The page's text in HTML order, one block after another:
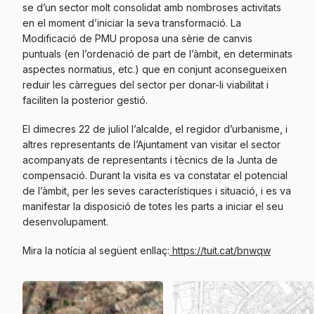
se d’un sector molt consolidat amb nombroses activitats
en el moment d’iniciar la seva transformació. La
Modificació de PMU proposa una sèrie de canvis
puntuals (en l’ordenació de part de l’àmbit, en determinats
aspectes normatius, etc.) que en conjunt aconsegueixen
reduir les càrregues del sector per donar-li viabilitat i
faciliten la posterior gestió.
El dimecres 22 de juliol l’alcalde, el regidor d’urbanisme, i
altres representants de l’Ajuntament van visitar el sector
acompanyats de representants i tècnics de la Junta de
compensació. Durant la visita es va constatar el potencial
de l’àmbit, per les seves característiques i situació, i es va
manifestar la disposició de totes les parts a iniciar el seu
desenvolupament.
Mira la notícia al següent enllaç: https://tuit.cat/bnwqw